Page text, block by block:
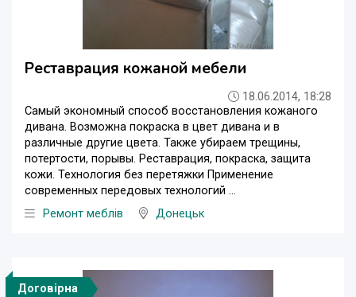
Реставрация кожаной мебели
18.06.2014, 18:28
Самый экономный способ восстановления кожаного
дивана. Возможна покраска в цвет дивана и в
различные другие цвета. Также убираем трещины,
потертости, порывы. Реставрация, покраска, защита
кожи. Технология без перетяжки Применение
современных передовых технологий ...
Ремонт меблів
Донецьк
Договірна